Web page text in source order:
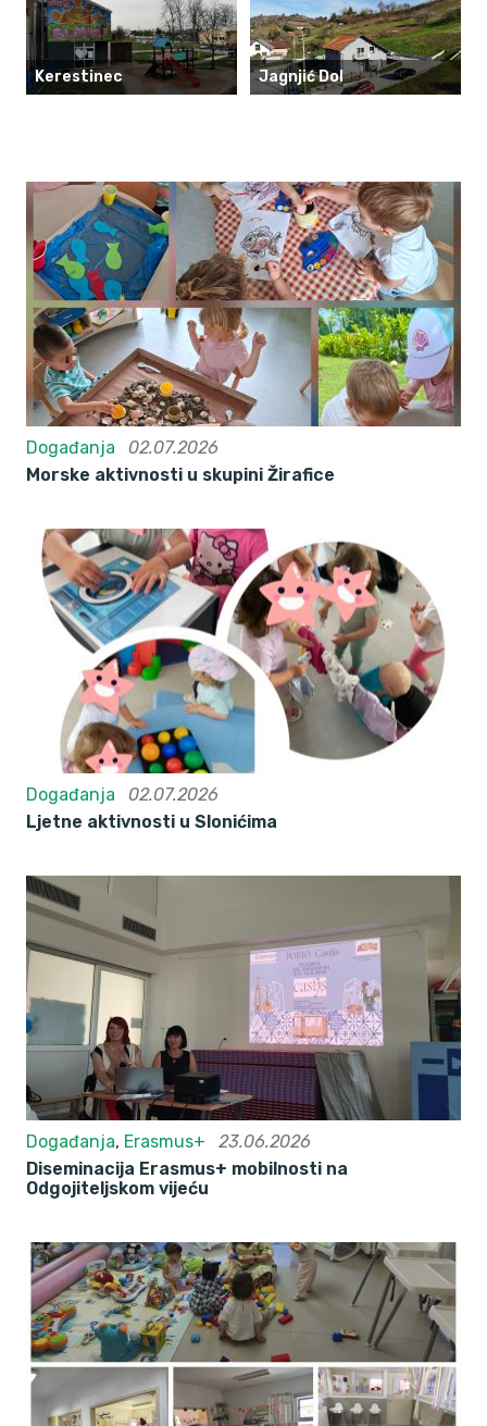
Kerestinec Jagnjić Dol
Događanja
02.07.2026
Morske aktivnosti u skupini Žirafice
Događanja
02.07.2026
Ljetne aktivnosti u Slonićima
Događanja, Erasmus+
23.06.2026
Diseminacija Erasmus+ mobilnosti na
Odgojiteljskom vijeću